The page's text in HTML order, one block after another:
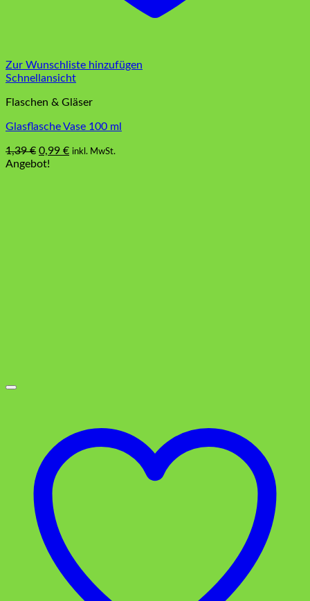
Zur Wunschliste hinzufügen
Schnellansicht
Flaschen & Gläser
Glasflasche Vase 100 ml
1,39€ Ursprünglicher
Preis
0,99 €Aktueller
inkl. MwSt.
Angebot!